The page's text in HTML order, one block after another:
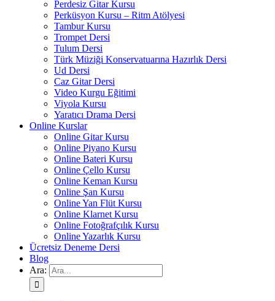
Perdesiz Gitar Kursu
Perküsyon Kursu – Ritm Atölyesi
Tambur Kursu
Trompet Dersi
Tulum Dersi
Türk Müziği Konservatuarına Hazırlık Dersi
Ud Dersi
Caz Gitar Dersi
Video Kurgu Eğitimi
Viyola Kursu
Yaratıcı Drama Dersi
Online Kurslar
Online Gitar Kursu
Online Piyano Kursu
Online Bateri Kursu
Online Çello Kursu
Online Keman Kursu
Online Şan Kursu
Online Yan Flüt Kursu
Online Klarnet Kursu
Online Fotoğrafçılık Kursu
Online Yazarlık Kursu
Ücretsiz Deneme Dersi
Blog
Ara: